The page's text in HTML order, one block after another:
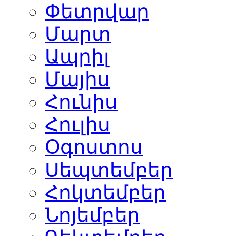
Փետրվար
Մարտ
Ապրիլ
Մայիս
Հունիս
Հուլիս
Օգոստոս
Սեպտեմբեր
Հոկտեմբեր
Նոյեմբեր